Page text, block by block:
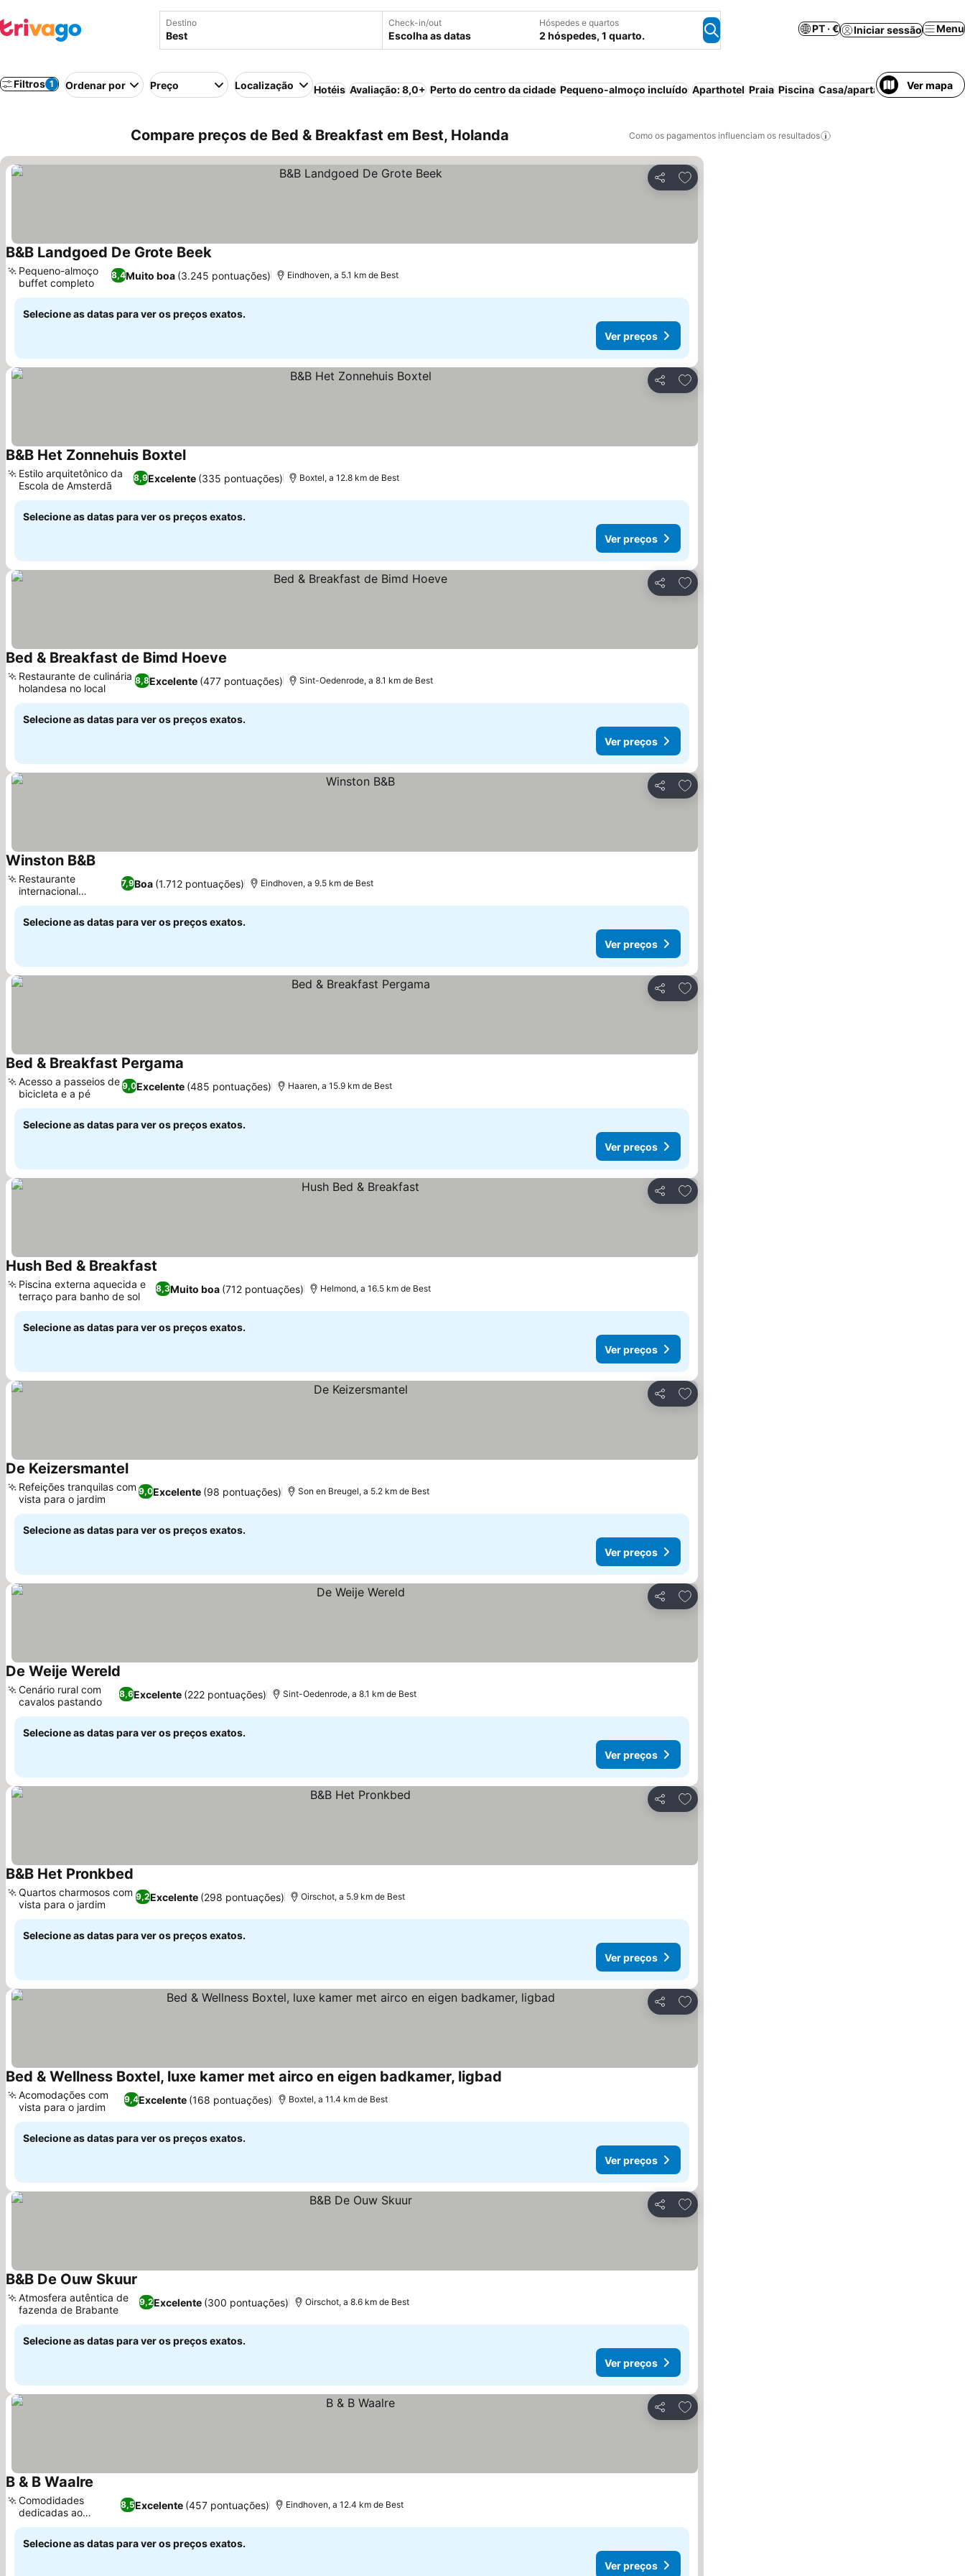
Destino Check-in/out
Escolha as datas
Hóspedes e quartos
2 hóspedes, 1 quarto.
PT · € Iniciar sessão Menu
Filtros 1 Ordenar por Preço Localização Hotéis Avaliação: 8,0+ Perto do centro da cidade Pequeno-almoço incluído Aparthotel Praia Piscina Casa/apartamento inteiro
Ver mapa
Compare preços de Bed & Breakfast em Best, Holanda Como os pagamentos influenciam os resultados
Partilhar
Adicionar aos favoritos
B&B Landgoed De Grote BeekVer preços
8,4Muito boa (3.245 pontuações)
Pequeno-almoço
buffet completo
Eindhoven, a 5.1 km de Best
Selecione as datas para ver os preços exatos.
Ver preços
Partilhar
Adicionar aos favoritos
B&B Het Zonnehuis BoxtelVer preços
8,9Excelente (335 pontuações)
Estilo arquitetônico da
Escola de Amsterdã
Boxtel, a 12.8 km de Best
Selecione as datas para ver os preços exatos.
Ver preços
Partilhar
Adicionar aos favoritos
Bed & Breakfast de Bimd Hoeve
8,8Excelente (477 pontuações)
Restaurante de culinária
holandesa no local
Sint-Oedenrode, a 8.1 km de Best
Selecione as datas para ver os preços exatos.
Ver preços
Partilhar
Adicionar aos favoritos
Winston B&BVer preços
7,9Boa (1.712 pontuações)
Restaurante
internacional
moderno
Eindhoven, a 9.5 km de Best
Selecione as datas para ver os preços exatos.
Ver preços
Partilhar
Adicionar aos favoritos
Bed & Breakfast Pergama
9,0Excelente (485 pontuações)
Acesso a passeios de
bicicleta e a pé
Haaren, a 15.9 km de Best
Selecione as datas para ver os preços exatos.
Ver preços
Partilhar
Adicionar aos favoritos
Hush Bed & Breakfast
8,3Muito boa (712 pontuações)
Piscina externa aquecida e
terraço para banho de sol
Helmond, a 16.5 km de Best
Selecione as datas para ver os preços exatos.
Ver preços
Partilhar
Adicionar aos favoritos
De KeizersmantelVer preços
9,0Excelente (98 pontuações)
Refeições tranquilas com
vista para o jardim
Son en Breugel, a 5.2 km de Best
Selecione as datas para ver os preços exatos.
Ver preços
Partilhar
Adicionar aos favoritos
De Weije Wereld
8,6Excelente (222 pontuações)
Cenário rural com
cavalos pastando
Sint-Oedenrode, a 8.1 km de Best
Selecione as datas para ver os preços exatos.
Ver preços
Partilhar
Adicionar aos favoritos
B&B Het Pronkbed
9,2Excelente (298 pontuações)
Quartos charmosos com
vista para o jardim
Oirschot, a 5.9 km de Best
Selecione as datas para ver os preços exatos.
Ver preços
Partilhar
Adicionar aos favoritos
Bed & Wellness Boxtel, luxe kamer met airco en eigen badkamer, ligbad
9,4Excelente (168 pontuações)
Acomodações com
vista para o jardim
Boxtel, a 11.4 km de Best
Selecione as datas para ver os preços exatos.
Ver preços
Partilhar
Adicionar aos favoritos
B&B De Ouw Skuur
9,2Excelente (300 pontuações)
Atmosfera autêntica de
fazenda de Brabante
Oirschot, a 8.6 km de Best
Selecione as datas para ver os preços exatos.
Ver preços
Partilhar
Adicionar aos favoritos
B & B Waalre
8,5Excelente (457 pontuações)
Comodidades
dedicadas ao
ciclismo
Eindhoven, a 12.4 km de Best
Selecione as datas para ver os preços exatos.
Ver preços